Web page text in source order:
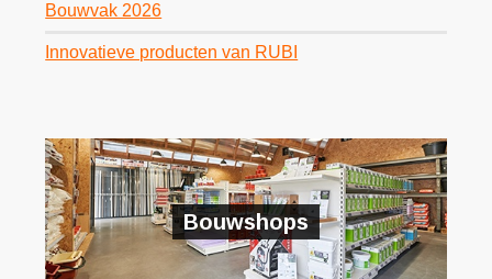
Bouwvak 2026
Innovatieve producten van RUBI
Bouwshops